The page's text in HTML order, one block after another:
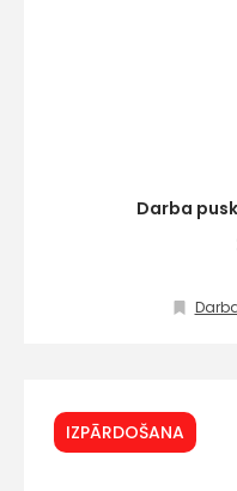
Darba
IZPĀRDOŠANA